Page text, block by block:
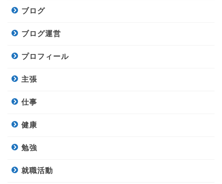
ブログ
ブログ運営
プロフィール
主張
仕事
健康
勉強
就職活動